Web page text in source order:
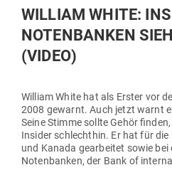
WILLIAM WHITE:
NOTEN­BANKEN
VIDEO)
William White hat als Erster vor
2008 gewarnt. Auch jetzt warnt
Seine Stimme sollte Gehör
Insider schlechthin. Er hat für
und Kanada gear­beitet sowie
Noten­banken, der Bank of